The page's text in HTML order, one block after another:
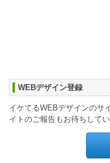
WEBデザイン登録
イケてるWEBデザインのサ
イトのご報告もお待ちしてい